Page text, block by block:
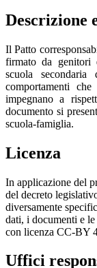
Descrizione
Il Patto
firmato da genitori
scuola
comportamenti
impegnano a
documento si
scuola-famiglia.
Licenza
In applicazione del
del decreto
diversamente
dati, i documenti e
con licenza CC-BY
Uffici